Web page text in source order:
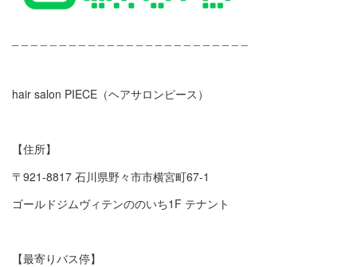
hair salon PIECE（ヘアサロンピース）
【住所】
〒921-8817 石川県野々市市横宮町67-1
ゴールドジムヴィテンののいち1F テナント
【最寄りバス停】